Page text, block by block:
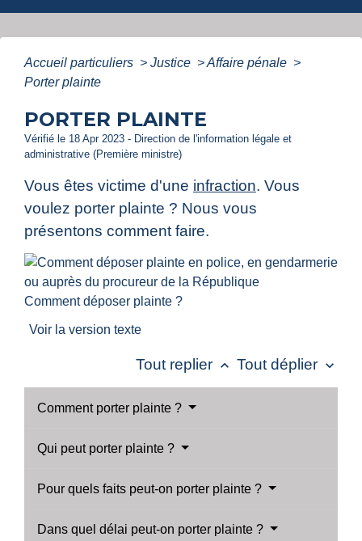
Accueil particuliers > Justice >Affaire pénale >
Porter plainte
PORTER PLAINTE
Vérifié le 18 Apr 2023 - Direction de l'information légale et
administrative (Première ministre)
Vous êtes victime d'une infraction. Vous
voulez porter plainte ? Nous vous
présentons comment faire.
Comment déposer plainte ?
Voir la version texte
Tout replier keyboard_arrow_up Tout déplier keyboard_arrow_down
Comment porter plainte ?
Qui peut porter plainte ?
Pour quels faits peut-on porter plainte ?
Dans quel délai peut-on porter plainte ?